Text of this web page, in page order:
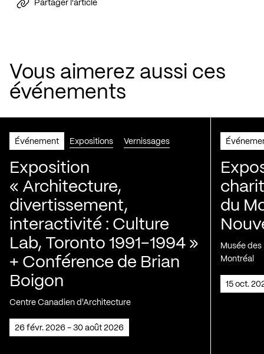
Partager l'article
Vous aimerez aussi ces
événements
Événement Expositions Vernissages
Exposition
« Architecture,
divertissement,
interactivité : Culture
Lab, Toronto 1991-1994 »
+ Conférence de Brian
Boigon
Centre Canadien d'Architecture
26 févr. 2026 - 30 août 2026
du
Musée
Montréal
15 oct.